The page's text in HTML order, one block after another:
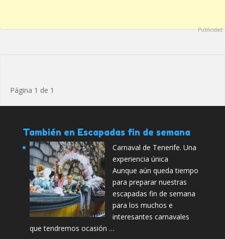
Publicidad
Página 1 de 1
También en Escapadas fin de semana
Carnaval de Tenerife. Una
experiencia única
Aunque aún queda tiempo
para preparar nuestras
escapadas fin de semana
para los muchos e
interesantes carnavales
que tendremos ocasión …